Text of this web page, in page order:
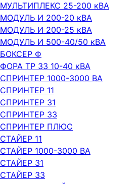
МУЛЬТИПЛЕКС 25-200 кВА
МОДУЛЬ И 200-20 кВА
МОДУЛЬ И 200-25 кВА
МОДУЛЬ И 500-40/50 кВА
БОКСЕР Ф
ФОРА ТР 33 10-40 кВА
СПРИНТЕР 1000-3000 ВА
СПРИНТЕР 11
СПРИНТЕР 31
СПРИНТЕР 33
СПРИНТЕР ПЛЮС
СТАЙЕР 11
СТАЙЕР 1000-3000 ВА
СТАЙЕР 31
СТАЙЕР 33